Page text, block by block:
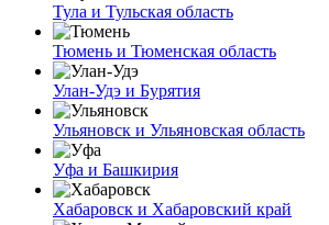
Тула и Тульская область
Тюмень и Тюменская область
Улан-Удэ и Бурятия
Ульяновск и Ульяновская область
Уфа и Башкирия
Хабаровск и Хабаровский край